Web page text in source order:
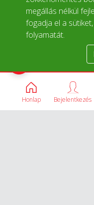
megállás nélkül
fogadja el a
folyamatát.
Honlap Bejelentkezés
Termékek